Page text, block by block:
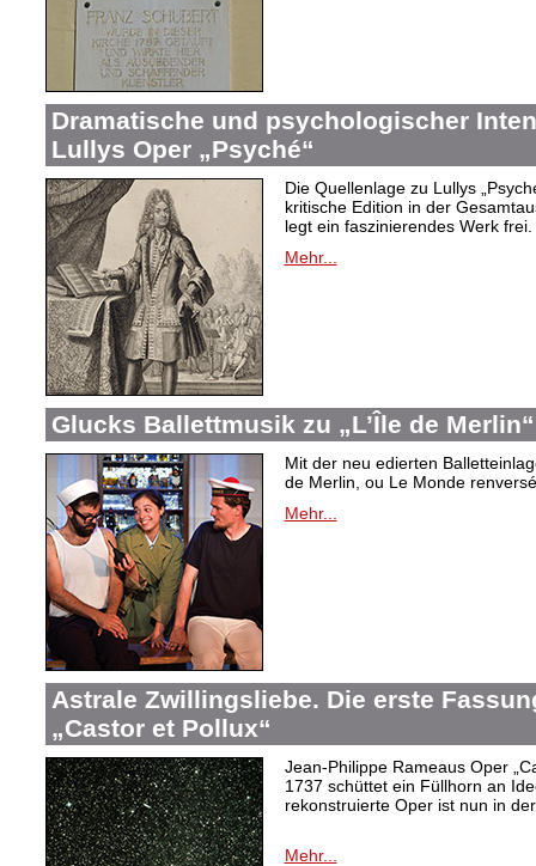
Dramatische und psychologischer
Lullys Oper „Psyché“
Die Quellenlage zu Lullys
kritische Edition in der
legt ein faszinierendes Werk frei.
Mehr...
Glucks Ballettmusik zu „L’Île de Merlin“
Mit der neu edierten
de Merlin, ou Le Monde
Mehr...
Astrale Zwillingsliebe. Die erste
„Castor et Pollux“
Jean-Philippe Rameaus Oper
1737 schüttet ein Füllhorn an
rekonstruierte Oper ist nun in
Mehr...